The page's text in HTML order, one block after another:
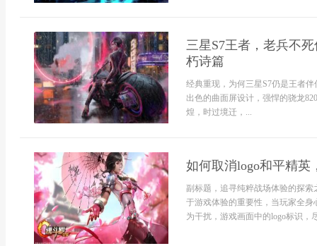
三星S7王者，老兵不
朽诗篇
经典重现，为何三星S7仍是王者
出色的曲面屏设计，强悍的骁龙
煌，时过境迁，...
如何取消logo和平精英
副标题，追寻纯粹战场体验的探
于游戏体验的重要性，当玩家全
为干扰，游戏画面中的logo标识，